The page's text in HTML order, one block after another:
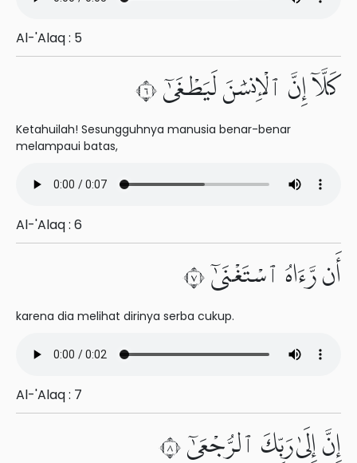
Al-'Alaq : 5
كَلَّآ إِنَّ ٱلْإِنسَٰنَ لَيَطْغَىٰٓ ٦
Ketahuilah! Sesungguhnya manusia benar-benar
melampaui batas,
Al-'Alaq : 6
أَن رَّءَاهُ ٱسْتَغْنَىٰٓ ٧
karena dia melihat dirinya serba cukup.
Al-'Alaq : 7
إِنَّ إِلَىٰ رَبِّكَ ٱلرُّجْعَىٰٓ ٨